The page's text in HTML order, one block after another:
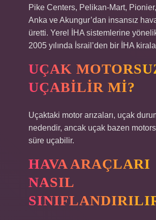
Pike Centers, Pelikan-Mart,
Anka ve Akungur’dan insansız
üretti. Yerel İHA sistemlerine
2005 yılında İsrail’den bir İHA
UÇAK
UÇABILIR MI?
Uçaktaki motor arızaları, uçak
nedendir, ancak uçak bazen
süre uçabilir.
HAVA ARAÇLARI
NASIL